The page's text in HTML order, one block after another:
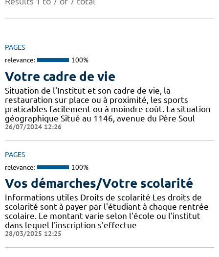
PAGES
relevance: 100%
Votre cadre de vie
Situation de l'Institut et son cadre de vie, la
restauration sur place ou à proximité, les sports
praticables facilement ou à moindre coût. La situation
géographique Situé au 1146, avenue du Père Soul
26/07/2024 12:26
PAGES
relevance: 100%
Vos démarches/Votre scolarité
Informations utiles Droits de scolarité Les droits de
scolarité sont à payer par l'étudiant à chaque rentrée
scolaire. Le montant varie selon l'école ou l'institut
dans lequel l'inscription s'effectue
28/03/2025 12:25